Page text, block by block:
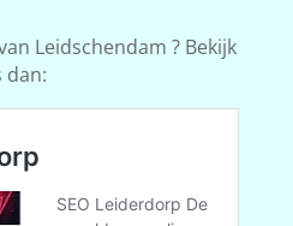
Leidschendam ? Bekijk
dan: